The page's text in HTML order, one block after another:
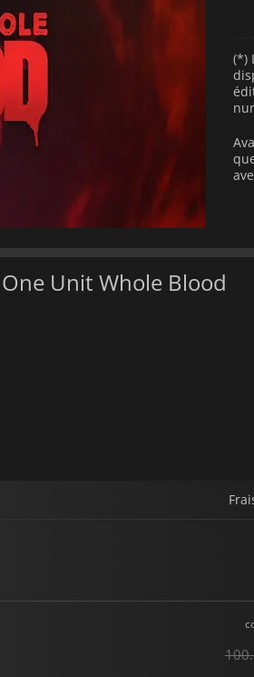
(*)
Unit Whole Blood